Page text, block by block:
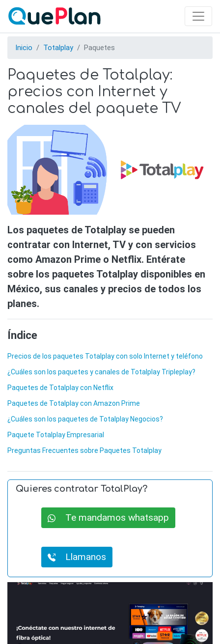
Inicio Totalplay Paquetes
Paquetes de Totalplay:
precios con Internet y
canales del paquete TV
Los paquetes de Totalplay se pueden
contratar con Internet, TV y con servicios
como Amazon Prime o Netflix. Entérate
sobre los paquetes Totalplay disponibles en
México, sus canales y precios de todos los
planes.
Índice
Precios de los paquetes Totalplay con solo Internet y teléfono
¿Cuáles son los paquetes y canales de Totalplay Tripleplay?
Paquetes de Totalplay con Netflix
Paquetes de Totalplay con Amazon Prime
¿Cuáles son los paquetes de Totalplay Negocios?
Paquete Totalplay Empresarial
Preguntas Frecuentes sobre Paquetes Totalplay
Quieres contratar TotalPlay?
Te mandamos whatsapp
Llamanos